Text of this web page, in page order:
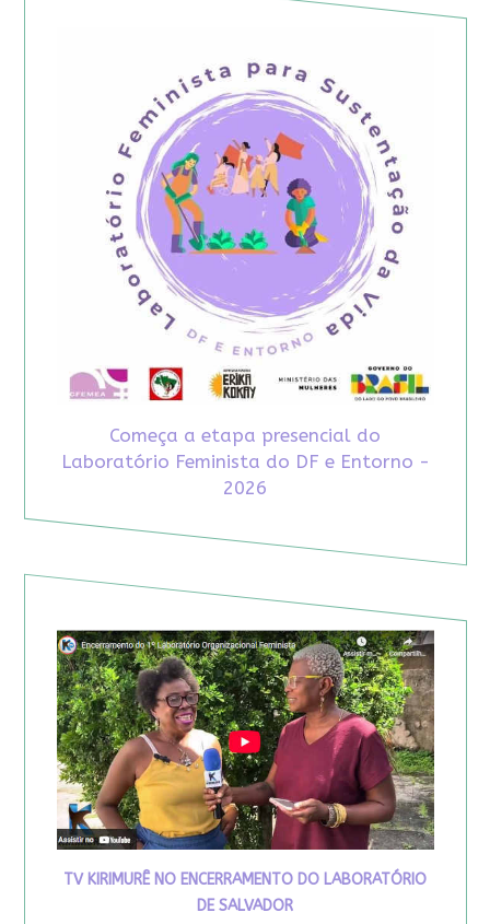
Começa a etapa presencial do
Laboratório Feminista do DF e Entorno -
2026
TV KIRIMURÊ NO ENCERRAMENTO DO LABORATÓRIO
DE SALVADOR